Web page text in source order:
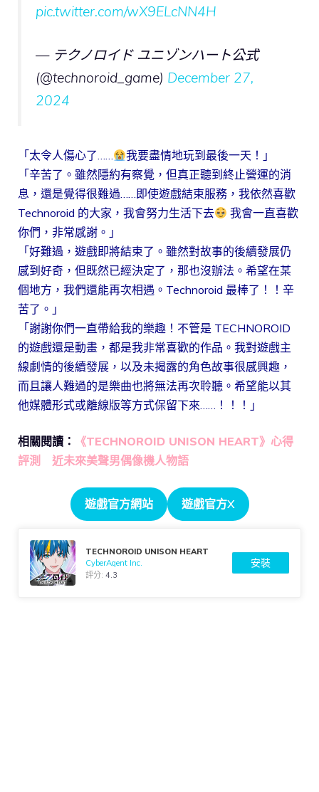
pic.twitter.com/wX9ELcNN4H
— テクノロイド ユニゾンハート公式
(@technoroid_game) December 27,
2024
「太令人傷心了……
我要盡情地玩到最後一天！」
「辛苦了。雖然隱約有察覺，但真正聽到終止營運的消
息，還是覺得很難過……即使遊戲結束服務，我依然喜歡
Technoroid 的大家，我會努力生活下去
我會一直喜歡
你們，非常感謝。」
「好難過，遊戲即將結束了。雖然對故事的後續發展仍
感到好奇，但既然已經決定了，那也沒辦法。希望在某
個地方，我們還能再次相遇。Technoroid 最棒了！！辛
苦了。」
「謝謝你們一直帶給我的樂趣！不管是 TECHNOROID
的遊戲還是動畫，都是我非常喜歡的作品。我對遊戲主
線劇情的後續發展，以及未揭露的角色故事很感興趣，
而且讓人難過的是樂曲也將無法再次聆聽。希望能以其
他媒體形式或離線版等方式保留下來……！！！」
相關閱讀：
《TECHNOROID UNISON HEART》心得
評測 近未來美聲男偶像機人物語
遊戲官方網站 遊戲官方X
TECHNOROID UNISON HEART
CyberAgent Inc.
評分:4.3
安裝